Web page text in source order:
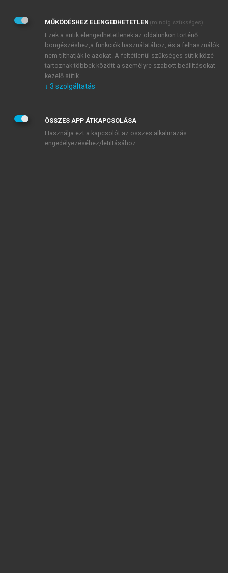
és a rendellenes működési körülmények között, stb.
A minőségi jellemzés szempontjain felül az üzemben
egyidejűleg jelen lévő maximális mennyiségét is meg
kell határozni. A mennyiségi értékelés a
gyógyszergyártó veszélyes üzem alsó, felső vagy
küszöbérték alatti besorolásának kritériumai
szempontjából lényeges. Mindezen adatok
kiegészítésével.
MŰKÖDÉSHEZ ELENGEDHETETLEN (mindig szükséges)
Ezek a sütik elengedhetetlenek az oldalunkon történő
böngészéshez,a funkciók használatához, és a felhasználók
nem tilthatják le azokat. A feltétlenül szükséges sütik közé
tartoznak többek között a személyre szabott beállításokat
kezelő sütik.
↓ 3 szolgáltatás
ÖSSZES APP ÁTKAPCSOLÁSA
Használja ezt a kapcsolót az összes alkalmazás
engedélyezéséhez/letiltásához.